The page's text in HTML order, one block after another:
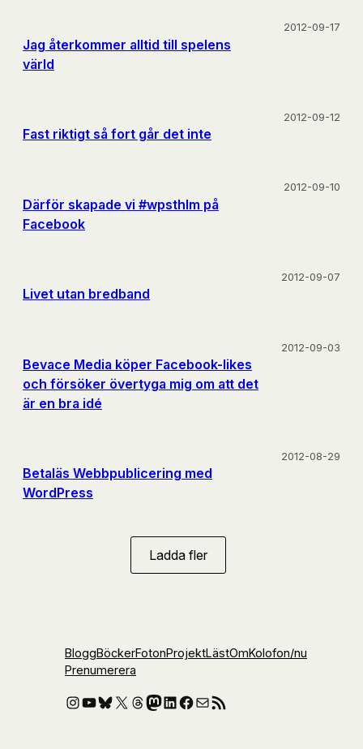
Jag återkommer alltid till spelens
värld
2012-09-17
Fast riktigt så fort går det inte
2012-09-12
Därför skapade vi #wpsthlm på
Facebook
2012-09-10
Livet utan bredband
2012-09-07
Bevace Media köper Facebook-likes
och försöker övertyga mig om att det
är en bra idé
2012-09-03
Betaläs Webbpublicering med
WordPress
2012-08-29
Ladda fler
BloggBöckerFotonProjektLästOmKolofon/nu
Prenumerera
Instagram
YouTube
Bluesky
X Threads
Mastodon
LinkedIn
Facebook
E-postRSS-flöde